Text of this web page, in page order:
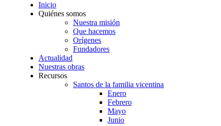
Inicio
Quiénes somos
Nuestra misión
Que hacemos
Orígenes
Fundadores
Actualidad
Nuestras obras
Recursos
Santos de la familia vicentina
Enero
Febrero
Mayo
Junio